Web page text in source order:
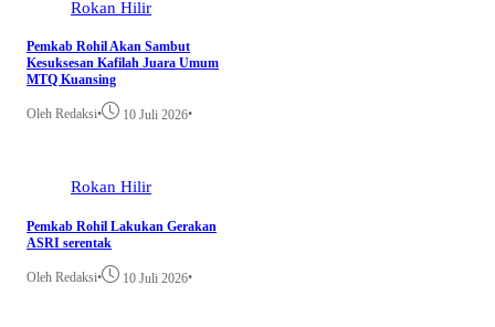
Rokan Hilir
Pemkab Rohil Akan Sambut
Kesuksesan Kafilah Juara Umum
MTQ Kuansing
Oleh Redaksi• 10 Juli 2026•
Rokan Hilir
Pemkab Rohil Lakukan Gerakan
ASRI serentak
Oleh Redaksi• 10 Juli 2026•